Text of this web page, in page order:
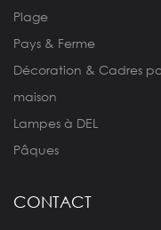
Plage
Pays & Ferme
Décoration & Cadres
maison
Lampes à DEL
Pâques
CONTACT